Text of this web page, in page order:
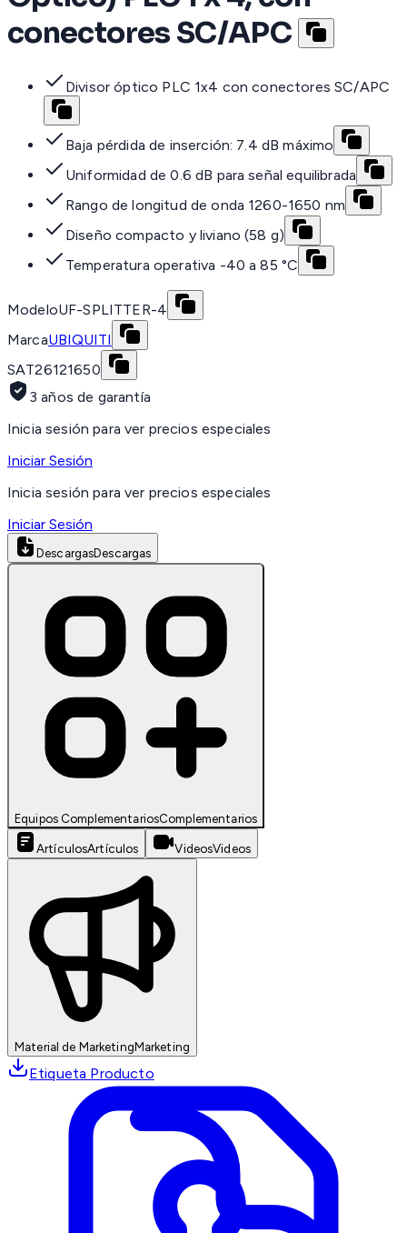
conectores SC/APC
Divisor óptico PLC 1x4 con conectores SC/APC
Baja pérdida de inserción: 7.4 dB máximo
Uniformidad de 0.6 dB para señal equilibrada
Rango de longitud de onda 1260-1650 nm
Diseño compacto y liviano (58 g)
Temperatura operativa -40 a 85 °C
ModeloUF-SPLITTER-4
MarcaUBIQUITI
SAT26121650
3 años de garantía
Inicia sesión para ver precios especiales
Iniciar Sesión
Inicia sesión para ver precios especiales
Iniciar Sesión
DescargasDescargas
Equipos ComplementariosComplementarios
ArtículosArtículos VideosVideos
Material de MarketingMarketing
Etiqueta Producto